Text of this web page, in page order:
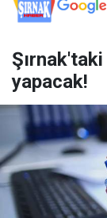
yapacak!